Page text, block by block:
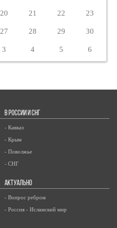
20 21 22 23
27 28 29 30
3 4 5 6
В РОССИИ И СНГ
- Кавказ
- Крым
- Поволжье
- СНГ
АКТУАЛЬНО
- Вопрос ребром
- Россия - Исламский мир